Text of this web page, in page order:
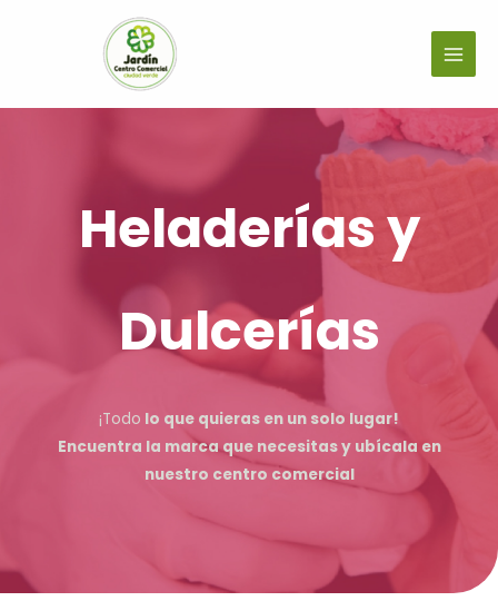
Heladerías y
Dulcerías
¡Todo lo que quieras en un solo lugar!
Encuentra la marca que necesitas y ubícala en
nuestro centro comercial